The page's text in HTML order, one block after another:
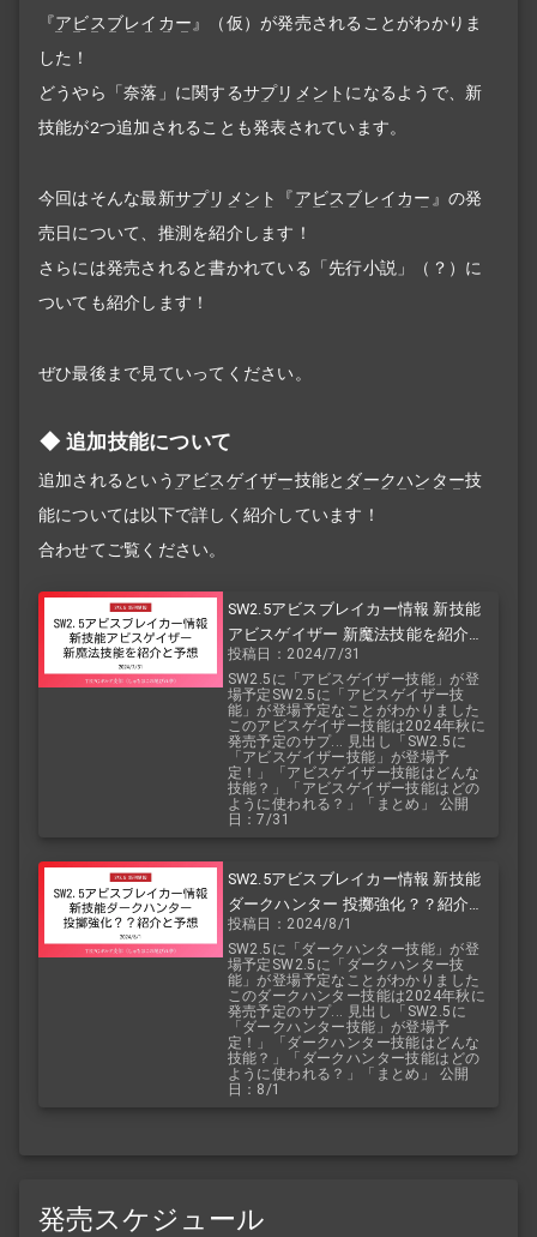
『アビスブレイカー』（仮）が発売されることがわかりま
した！
どうやら「奈落」に関するサプリメント になるようで、新
技能が2つ追加されることも発表されています。
今回はそんな最新サプリメント 『アビスブレイカー 』の発
売日について、推測を紹介します！
さらには発売されると書かれている「先行小説」（？）に
ついても紹介します！
ぜひ最後まで見ていってください。
追加技能について
追加されるという アビスゲイザー技能と ダークハンター技
能については以下で詳しく紹介しています！
合わせてご覧ください。
SW2.5アビスブレイカー情報 新技能
アビスゲイザー 新魔法技能を紹介と
予想
投稿日：2024/7/31
SW2.5に「アビスゲイザー技能」が登
場予定SW2.5に「アビスゲイザー技
能」が登場予定なことがわかりました
このアビスゲイザー技能は2024年秋に
発売予定のサプ... 見出し「SW2.5に
「アビスゲイザー技能」が登場予
定！」「アビスゲイザー技能はどんな
技能？」「アビスゲイザー技能はどの
ように使われる？」「まとめ」 公開
日：7/31
SW2.5アビスブレイカー情報 新技能
ダークハンター 投擲強化？？紹介と
予想
投稿日：2024/8/1
SW2.5に「ダークハンター技能」が登
場予定SW2.5に「ダークハンター技
能」が登場予定なことがわかりました
このダークハンター技能は2024年秋に
発売予定のサプ... 見出し「SW2.5に
「ダークハンター技能」が登場予
定！」「ダークハンター技能はどんな
技能？」「ダークハンター技能はどの
ように使われる？」「まとめ」 公開
日：8/1
発売スケジュール